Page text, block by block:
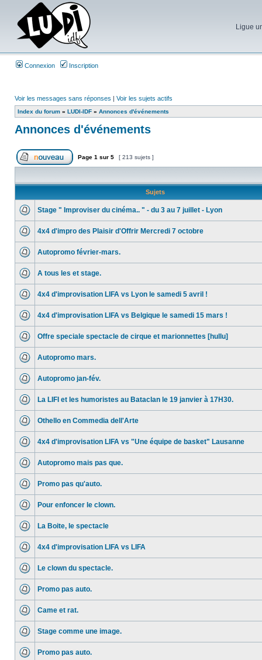
Ligue
Connexion Inscription
Voir les messages sans réponses | Voir les sujets actifs
Index du forum » LUDI-IDF » Annonces d'événements
Annonces d'événements
Page 1 sur 5 [ 213 sujets ]
Sujets
Stage " Improviser du cinéma.. " - du 3 au 7 juillet - Lyon
4x4 d'impro des Plaisir d'Offrir Mercredi 7 octobre
Autopromo février-mars.
A tous les et stage.
4x4 d'improvisation LIFA vs Lyon le samedi 5 avril !
4x4 d'improvisation LIFA vs Belgique le samedi 15 mars !
Offre speciale spectacle de cirque et marionnettes [hullu]
Autopromo mars.
Autopromo jan-fév.
La LIFI et les humoristes au Bataclan le 19 janvier à 17H30.
Othello en Commedia dell'Arte
4x4 d'improvisation LIFA vs "Une équipe de basket" Lausanne
Autopromo mais pas que.
Promo pas qu'auto.
Pour enfoncer le clown.
La Boite, le spectacle
4x4 d'improvisation LIFA vs LIFA
Le clown du spectacle.
Promo pas auto.
Came et rat.
Stage comme une image.
Promo pas auto.